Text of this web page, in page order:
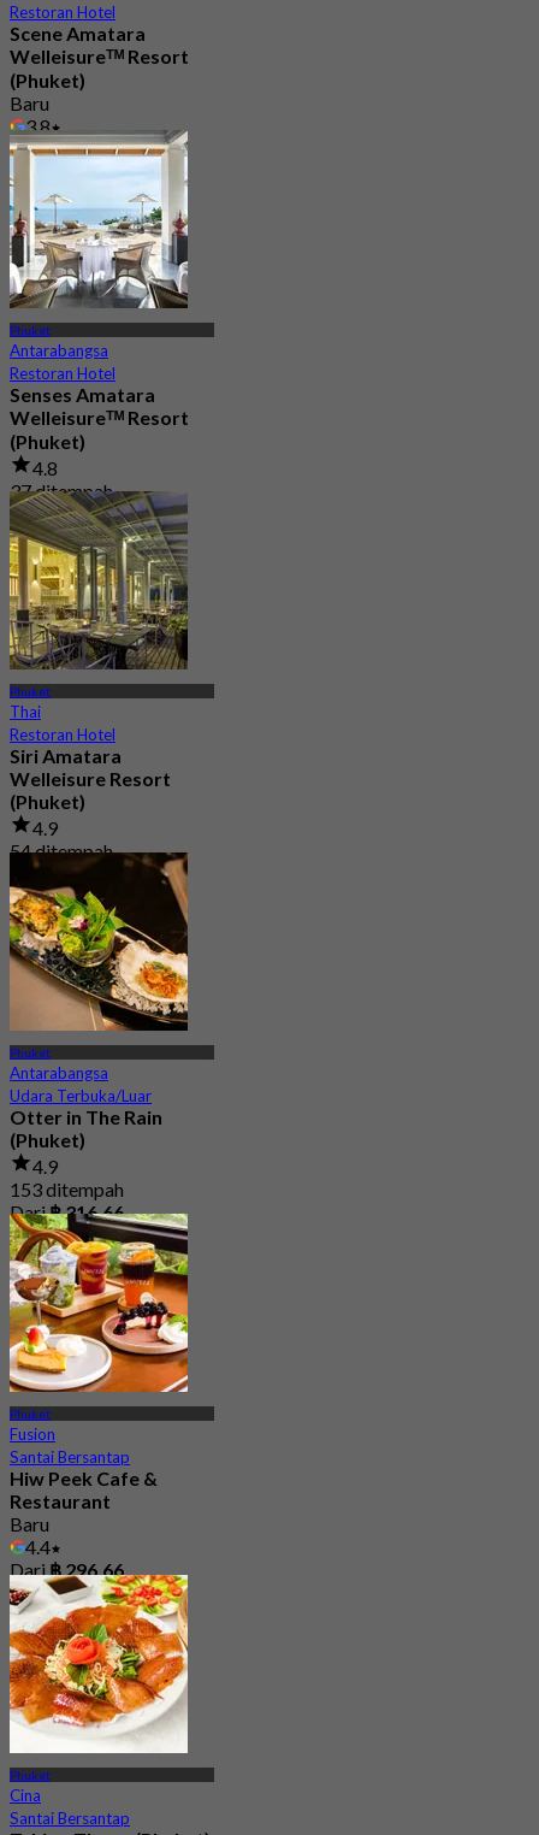
Restoran Hotel
Scene Amatara
Welleisureᵀᴹ Resort
(Phuket)
Baru
3.8
Dari฿ 725
Phuket
Antarabangsa
Restoran Hotel
Senses Amatara
Welleisureᵀᴹ Resort
(Phuket)
4.8
37 ditempah
Dari฿ 697.5
Phuket
Thai
Restoran Hotel
Siri Amatara
Welleisure Resort
(Phuket)
4.9
54 ditempah
Dari
฿ 612.5
Phuket
Antarabangsa
Udara Terbuka/Luar
Otter in The Rain
(Phuket)
4.9
153 ditempah
Dari฿ 316.66
Phuket
Fusion
Santai Bersantap
Hiw Peek Cafe &
Restaurant
Baru
4.4
Dari ฿ 296.66
Phuket
Cina
Santai Bersantap